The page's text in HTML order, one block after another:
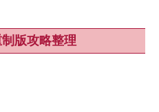
版攻略整理